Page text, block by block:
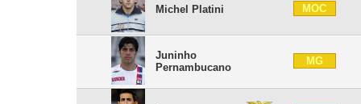
Michel Platini MOC
Juninho
Pernambucano
MG